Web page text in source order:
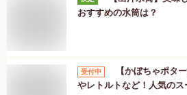
おすすめの水筒は？
受付中
【かぼちゃポタ
やレトルトなど！人気のス